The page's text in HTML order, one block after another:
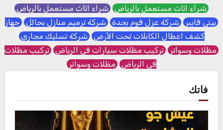
شراء اثاث مستعمل بالرياض شراء اثاث مستعمل بالرياض
بيتي فايبر شركة عزل فوم بجدة شركة ترميم منازل بحائل جهاز
كشف اعطال الكابلات تحت الأرض شركة تسليك مجاري
مظلات وسواتر تركيب مظلات سيارات في الرياض تركيب مظلات
في الرياض مظلات وسواتر
فاتك